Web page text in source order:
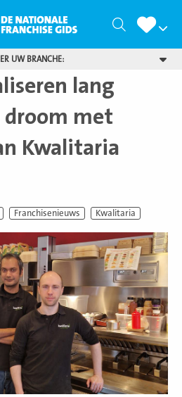
Zoeken
UW BRANCHE:
lang
droom met
Kwalitaria
Franchisenieuws Kwalitaria